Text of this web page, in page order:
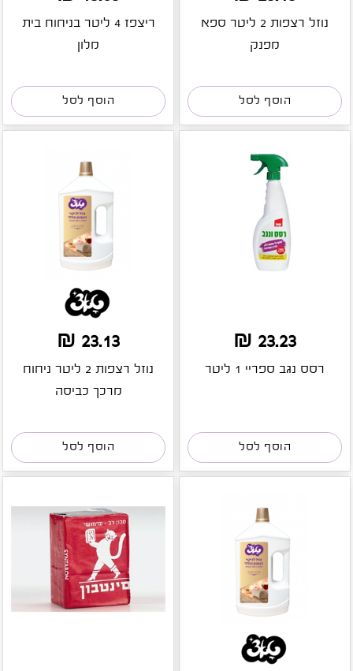
נוזל רצפות 2 ליטר ספא
מפנק
הוסף לסל
ריצפז 4 ליטר בניחוח בית
מלון
הוסף לסל
23.23 ₪
רסס נגב ספריי 1 ליטר
הוסף לסל
23.13 ₪
נוזל רצפות 2 ליטר ניחוח
מרכך כביסה
הוסף לסל